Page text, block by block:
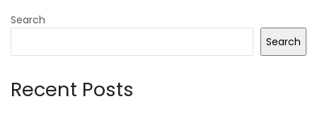
Search
Search
Recent Posts